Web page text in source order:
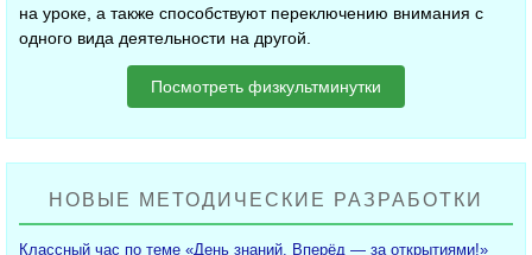
на уроке, а также способствуют переключению внимания с
одного вида деятельности на другой.
Посмотреть физкультминутки
НОВЫЕ МЕТОДИЧЕСКИЕ РАЗРАБОТКИ
Классный час по теме «День знаний. Вперёд — за открытиями!»